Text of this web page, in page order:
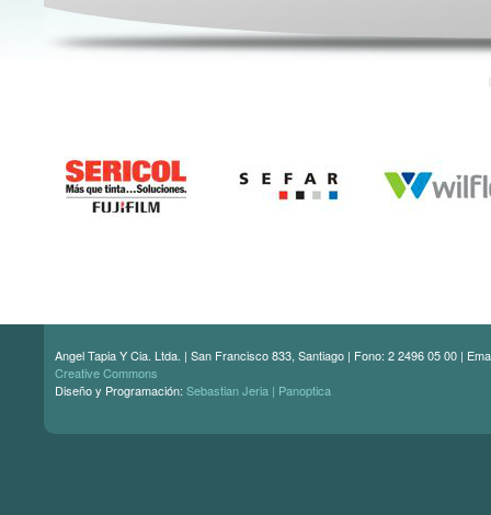
Angel Tapia Y Cia. Ltda. | San Francisco 833, Santiago | Fono: 2 2496 05 00 |
Creative Commons
Diseño y Programación: Sebastian Jeria | Panoptica